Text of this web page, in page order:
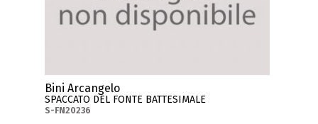
Bini Arcangelo
SPACCATO DEL FONTE BATTESIMALE
S-FN20236